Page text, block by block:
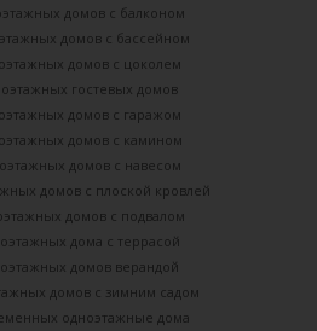
домов с балконом
домов с бассейном
домов с цоколем
гостевых домов
домов с гаражом
домов с камином
домов с навесом
домов с плоской кровлей
домов с подвалом
дома с террасой
домов верандой
домов с зимним садом
одноэтажные дома